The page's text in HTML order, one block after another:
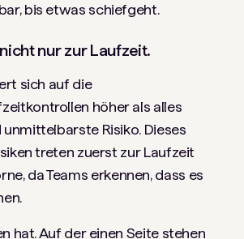
bis etwas schiefgeht.
nur zur Laufzeit.
sich auf die
höher als alles
Risiko. Dieses
treten zuerst zur Laufzeit
da Teams erkennen, dass es
hat. Auf der einen Seite stehen